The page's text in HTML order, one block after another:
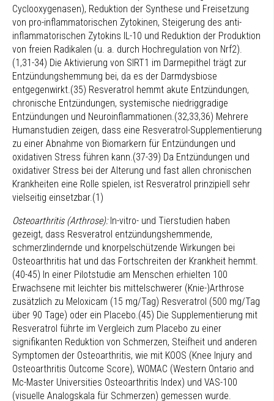
Cyclooxygenasen), Reduktion der Synthese und Freisetzung
von pro-inflammatorischen Zytokinen, Steigerung des anti-
inflammatorischen Zytokins IL-10 und Reduktion der Produktion
von freien Radikalen (u. a. durch Hochregulation von Nrf2).
(1,31-34) Die Aktivierung von SIRT1 im Darmepithel trägt zur
Entzündungshemmung bei, da es der Darmdysbiose
entgegenwirkt.(35) Resveratrol hemmt akute Entzündungen,
chronische Entzündungen, systemische niedriggradige
Entzündungen und Neuroinflammationen.(32,33,36) Mehrere
Humanstudien zeigen, dass eine Resveratrol-Supplementierung
zu einer Abnahme von Biomarkern für Entzündungen und
oxidativen Stress führen kann.(37-39) Da Entzündungen und
oxidativer Stress bei der Alterung und fast allen chronischen
Krankheiten eine Rolle spielen, ist Resveratrol prinzipiell sehr
vielseitig einsetzbar.(1)
Osteoarthritis (Arthrose):In-vitro- und Tierstudien haben
gezeigt, dass Resveratrol entzündungshemmende,
schmerzlindernde und knorpelschützende Wirkungen bei
Osteoarthritis hat und das Fortschreiten der Krankheit hemmt.
(40-45) In einer Pilotstudie am Menschen erhielten 100
Erwachsene mit leichter bis mittelschwerer (Knie-)Arthrose
zusätzlich zu Meloxicam (15 mg/Tag) Resveratrol (500 mg/Tag
über 90 Tage) oder ein Placebo.(45) Die Supplementierung mit
Resveratrol führte im Vergleich zum Placebo zu einer
signifikanten Reduktion von Schmerzen, Steifheit und anderen
Symptomen der Osteoarthritis, wie mit KOOS (Knee Injury and
Osteoarthritis Outcome Score), WOMAC (Western Ontario and
Mc-Master Universities Osteoarthritis Index) und VAS-100
(visuelle Analogskala für Schmerzen) gemessen wurde.